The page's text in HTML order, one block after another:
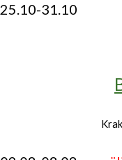
25.10-31.10